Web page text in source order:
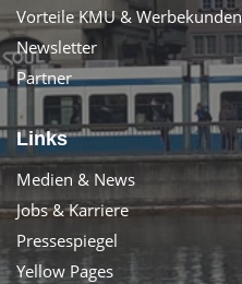
Vorteile KMU & Werbekunden
Newsletter
Partner
Links
Medien & News
Jobs & Karriere
Pressespiegel
Yellow Pages